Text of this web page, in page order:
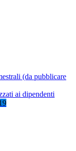
(da pubblicare
ai dipendenti